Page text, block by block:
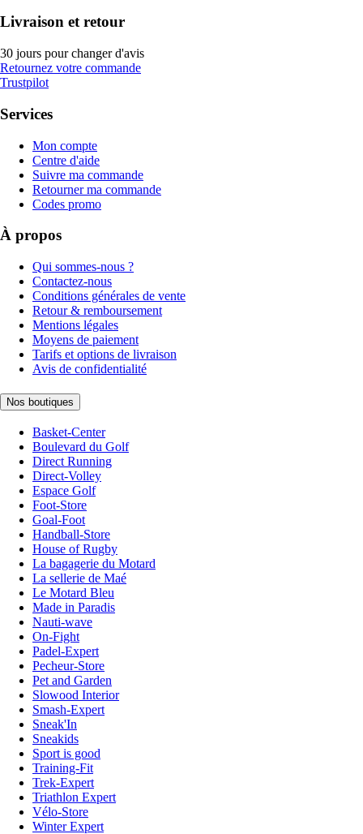
Livraison et retour
30 jours pour changer d'avis
Retournez votre commande
Trustpilot
Services
Mon compte
Centre d'aide
Suivre ma commande
Retourner ma commande
Codes promo
À propos
Qui sommes-nous ?
Contactez-nous
Conditions générales de vente
Retour & remboursement
Mentions légales
Moyens de paiement
Tarifs et options de livraison
Avis de confidentialité
Nos boutiques
Basket-Center
Boulevard du Golf
Direct Running
Direct-Volley
Espace Golf
Foot-Store
Goal-Foot
Handball-Store
House of Rugby
La bagagerie du Motard
La sellerie de Maé
Le Motard Bleu
Made in Paradis
Nauti-wave
On-Fight
Padel-Expert
Pecheur-Store
Pet and Garden
Slowood Interior
Smash-Expert
Sneak'In
Sneakids
Sport is good
Training-Fit
Trek-Expert
Triathlon Expert
Vélo-Store
Winter Expert